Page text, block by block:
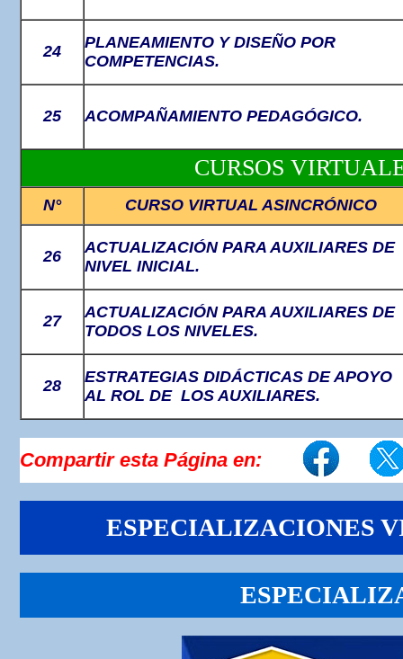
24
PLANEAMIENTO Y DISEÑO POR
COMPETENCIAS.
25 ACOMPAÑAMIENTO PEDAGÓGICO.
CURSOS
N° CURSO VIRTUAL ASINCRÓNICO
26
ACTUALIZACIÓN PARA AUXILIARES DE
NIVEL INICIAL.
27
ACTUALIZACIÓN PARA AUXILIARES DE
TODOS LOS NIVELES.
28
ESTRATEGIAS DIDÁCTICAS DE APOYO
AL ROL DE LOS AUXILIARES.
Compartir esta Página en:
ESPECIALIZACIONES